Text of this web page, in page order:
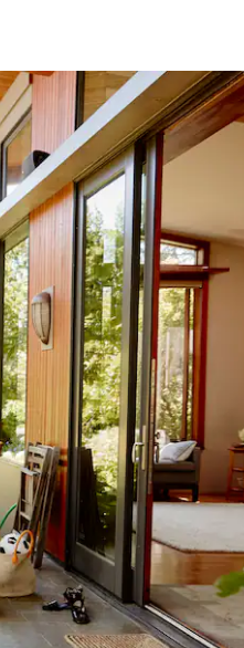
omlaag, óf door te tikken of